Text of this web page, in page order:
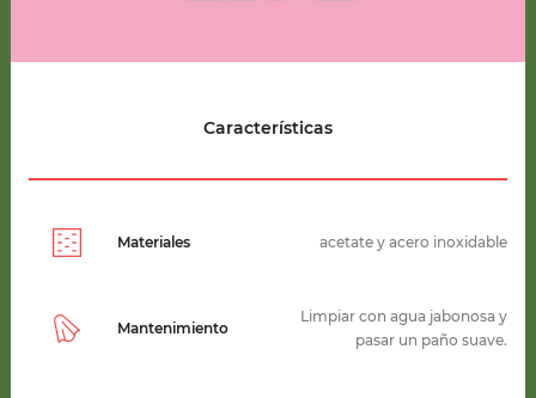
Características
Materiales acetate y acero inoxidable
Mantenimiento
Limpiar con agua jabonosa y
pasar un paño suave.